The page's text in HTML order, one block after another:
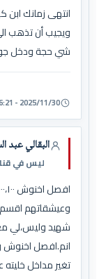
انتهى زمانك
ويجيب أن تذهب
شي حجة ودخل
2025/11/30 - 06:21
البقالي عبد
ليس في
وعيشقاتهم اقسم
شهيد وليس،لي
انم.افصل اخنوش
تغير مداخل